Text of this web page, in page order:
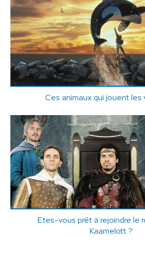
Ces animaux qui jouent
Etes-vous prêt à rejoindre le
Kaamelott ?